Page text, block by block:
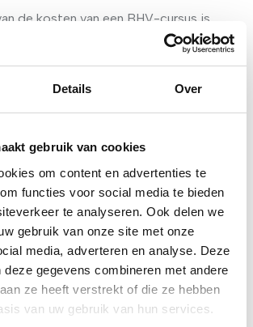
Details Over
gebruik van cookies
om content en advertenties te
functies voor social media te bieden
te analyseren. Ook delen we
gebruik van onze site met onze
media, adverteren en analyse. Deze
deze gegevens combineren met andere
ze heeft verstrekt of die ze hebben
van uw gebruik van hun services.
de kosten van een BHV-cursus is
om rekening te houden met de waarde
aanbieder zoals VGN kan de
is.
veiligheid met VGN
noodsituaties onverwachts kunnen
belang voor organisaties om goed
op elke eventualiteit.
(BHV) speelt een centrale rol bij het